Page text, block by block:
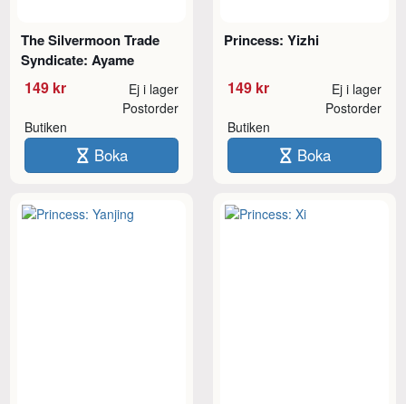
The Silvermoon Trade
Syndicate: Ayame
149 kr Ej i lager
Butiken
Postorder
Boka
Princess: Yizhi
149 kr Ej i lager
Butiken
Postorder
Boka